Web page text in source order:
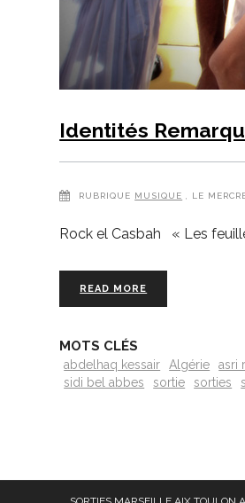
Identités
RUBRIQUE MUSIQUE , LE
Rock el Casbah « Les
READ MORE
MOTS CLÉS
abdelhaq kessair Algérie asri
sidi bel abbes
sortie sorties